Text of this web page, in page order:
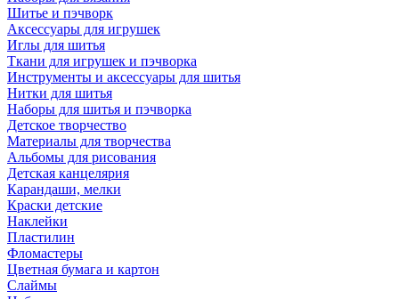
Шитье и пэчворк
Аксессуары для игрушек
Иглы для шитья
Ткани для игрушек и пэчворка
Инструменты и аксессуары для шитья
Нитки для шитья
Наборы для шитья и пэчворка
Детское творчество
Материалы для творчества
Альбомы для рисования
Детская канцелярия
Карандаши, мелки
Краски детские
Наклейки
Пластилин
Фломастеры
Цветная бумага и картон
Слаймы